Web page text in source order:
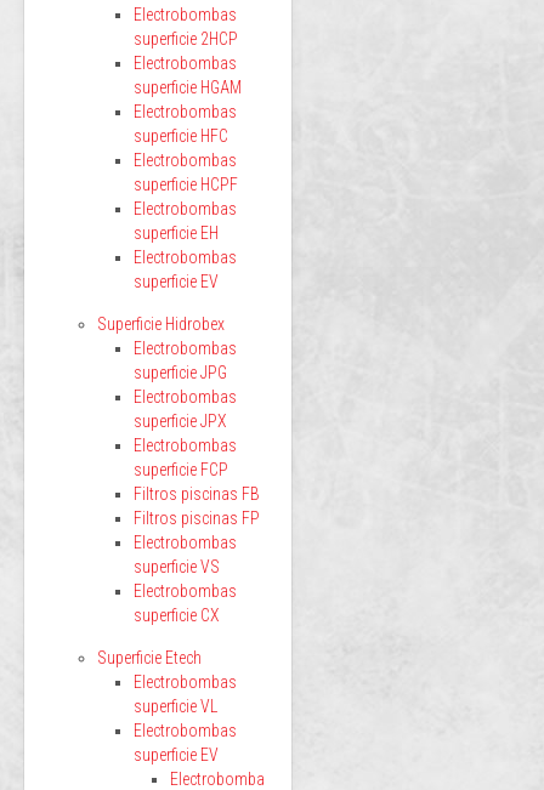
Electrobombas
superficie 2HCP
Electrobombas
superficie HGAM
Electrobombas
superficie HFC
Electrobombas
superficie HCPF
Electrobombas
superficie EH
Electrobombas
superficie EV
Superficie Hidrobex
Electrobombas
superficie JPG
Electrobombas
superficie JPX
Electrobombas
superficie FCP
Filtros piscinas FB
Filtros piscinas FP
Electrobombas
superficie VS
Electrobombas
superficie CX
Superficie Etech
Electrobombas
superficie VL
Electrobombas
superficie EV
Electrobomba